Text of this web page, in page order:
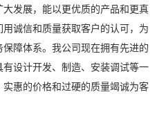
发展，能以更优质的产品和更真
诚信和质量获取客户的认可，为
障体系。我公司现在拥有先进的
设计开发、制造、安装调试等一
惠的价格和过硬的质量竭诚为客